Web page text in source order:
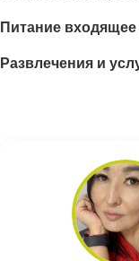
Питание входящее
Развлечения и